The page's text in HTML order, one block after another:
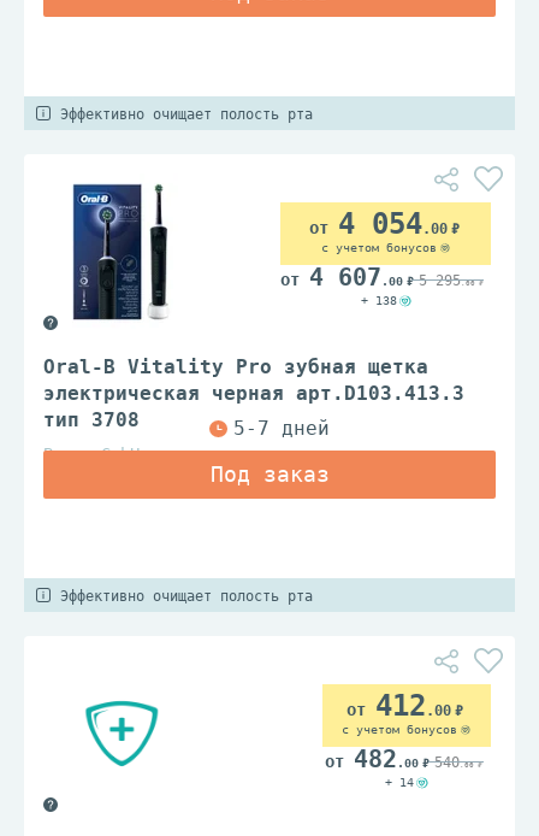
Эффективно очищает полость рта
Oral-B Vitality Pro зубная щетка
электрическая черная арт.D103.413.3
тип 3708
Braun GmbH
4 054.00
с учетом бонусов
4 607 .00 5 295.00
+ 138
Эффективно очищает полость рта
412 .00
с учетом бонусов
482 .00 540.00
+ 14